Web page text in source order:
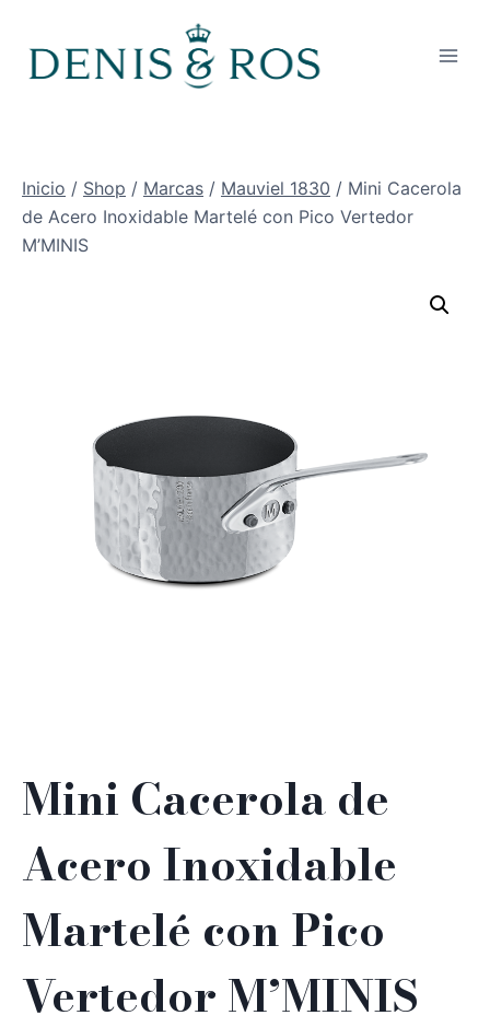
contenido
Inicio / Shop / Marcas / Mauviel 1830 / Mini Cacerola
de Acero Inoxidable Martelé con Pico Vertedor
M’MINIS
Mini Cacerola de
Acero Inoxidable
Martelé con Pico
Vertedor M’MINIS